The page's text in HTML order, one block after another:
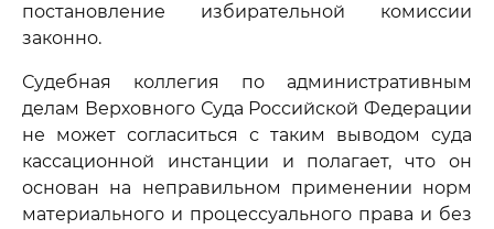
постановление избирательной комиссии
законно.
Судебная коллегия по административным
делам Верховного Суда Российской Федерации
не может согласиться с таким выводом суда
кассационной инстанции и полагает, что он
основан на неправильном применении норм
материального и процессуального права и без